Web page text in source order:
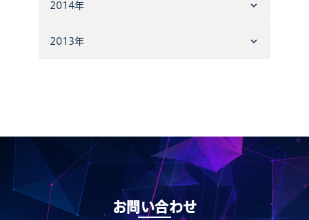
2014年
2013年
お問い合わせ